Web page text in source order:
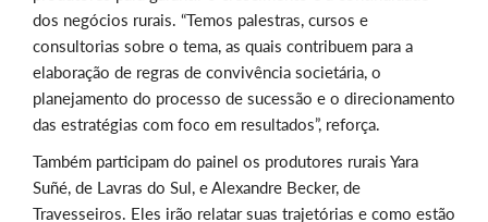
dos negócios rurais. “Temos palestras, cursos e
consultorias sobre o tema, as quais contribuem para a
elaboração de regras de convivência societária, o
planejamento do processo de sucessão e o direcionamento
das estratégias com foco em resultados”, reforça.
Também participam do painel os produtores rurais Yara
Suñé, de Lavras do Sul, e Alexandre Becker, de
Travesseiros. Eles irão relatar suas trajetórias e como estão